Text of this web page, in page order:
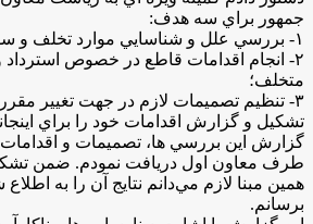
جمهور براي سه هدف:
۱- بررسي علل و شناسايي موارد تخلف و سوءاستفاده؛
۲- انجام اقدامات قاطع در خصوص
متخلف؛
۳- تنظيم تصميمات لازم در جهت تغيير مقررات و ضوابط اجرايي؛
تشكيل و گزارش اقدامات خود را براي
گزارش اين بررسي ‌ها، تصميمات و اقدامات
طرف معاون اول دريافت نمودم. ضمن
همين مبنا لازم مي‌دانم نتايج آن را به
برسانم.